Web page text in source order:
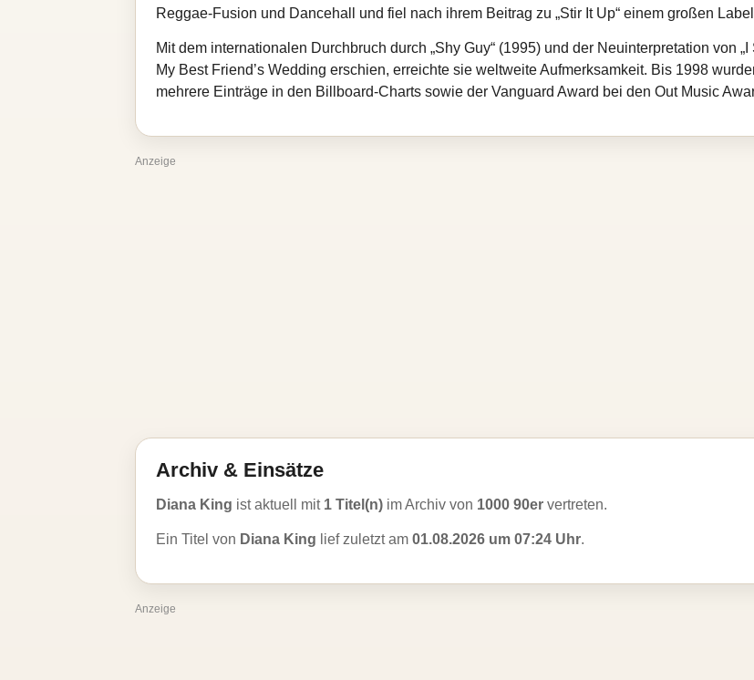
Reggae-Fusion und Dancehall und fiel nach ihrem Beitrag zu „Stir It Up“ einem großen
Mit dem internationalen Durchbruch durch „Shy Guy“ (1995) und der Neuinterpretation von
My Best Friend’s Wedding erschien, erreichte sie weltweite Aufmerksamkeit. Bis 1998
mehrere Einträge in den Billboard-Charts sowie der Vanguard Award bei den Out Music
Anzeige
Archiv & Einsätze
Diana King ist aktuell mit 1 Titel(n) im Archiv von 1000 90er vertreten.
Ein Titel von Diana King lief zuletzt am 01.08.2026 um 07:24 Uhr.
Anzeige